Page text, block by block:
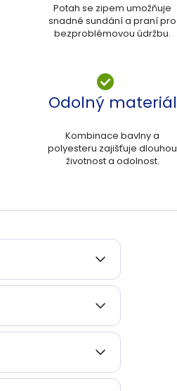
Potah se zipem umožňuje
snadné sundání a praní pro
bezproblémovou údržbu.
Odolný materiál
Kombinace bavlny a
polyesteru zajišťuje dlouhou
životnost a odolnost.